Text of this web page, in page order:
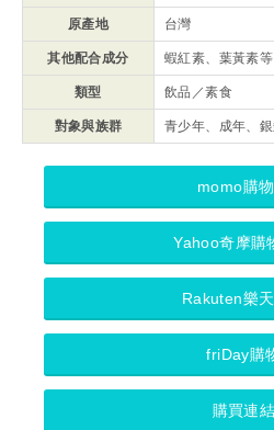
原產地 台灣
其他配合成分 蝦紅素、葉黃素等
類型 飲品／素食
對象與族群 青少年、成年、
momo購
Yahoo奇摩購
Rakuten樂
friDay購
購買連結